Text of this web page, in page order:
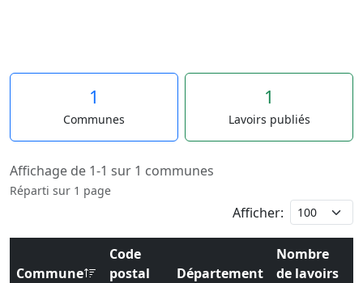
1
Communes
1
Lavoirs publiés
Affichage de 1-1 sur 1 communes
Réparti sur 1 page
Afficher:
Commune
Code
postal
Département
Nombre
de lavoirs